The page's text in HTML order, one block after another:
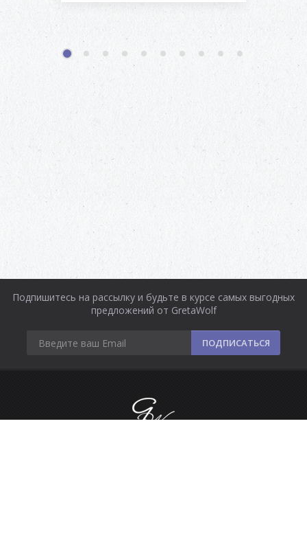
1 2 3 4 5 6 7 8 9 10
Подпишитесь на рассылку и будьте в курсе самых выгодных
предложений от GretaWolf
ПОДПИСАТЬСЯ